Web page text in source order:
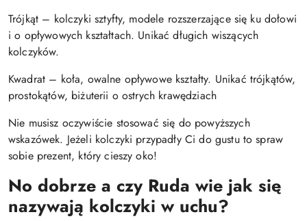
Trójkąt – kolczyki sztyfty, modele rozszerzające się ku dołowi
i o opływowych kształtach. Unikać długich wiszących
kolczyków.
Kwadrat – koła, owalne opływowe kształty. Unikać trójkątów,
prostokątów, biżuterii o ostrych krawędziach
Nie musisz oczywiście stosować się do powyższych
wskazówek. Jeżeli kolczyki przypadły Ci do gustu to spraw
sobie prezent, który cieszy oko!
No dobrze a czy Ruda wie jak się
nazywają kolczyki w uchu?